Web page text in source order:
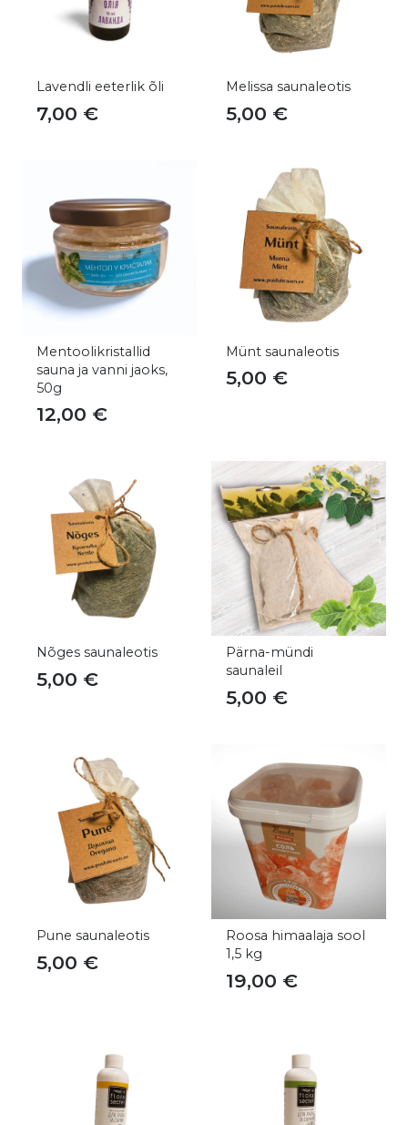
Lavendli eeterlik õli
7,00 €
Melissa saunaleotis
5,00 €
Mentoolikristallid
sauna ja vanni jaoks,
50g
12,00 €
Münt saunaleotis
5,00 €
Nõges saunaleotis
5,00 €
Pärna-mündi
saunaleil
5,00 €
Pune saunaleotis
5,00 €
Roosa himaalaja sool
1,5 kg
19,00 €